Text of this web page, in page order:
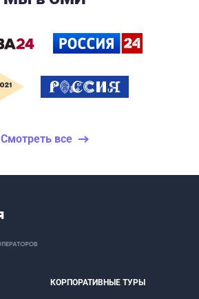
Смотреть все
КОРПОРАТИВНЫЕ ТУРЫ